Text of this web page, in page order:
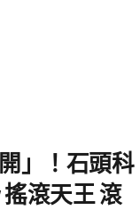
」！石頭科
滾天王 滾